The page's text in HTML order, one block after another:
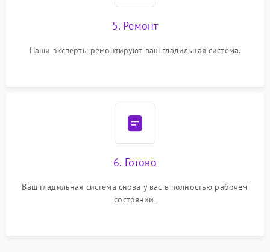
5. Ремонт
Наши эксперты ремонтируют ваш гладильная система.
6. Готово
Ваш гладильная система снова у вас в полностью рабочем
состоянии.